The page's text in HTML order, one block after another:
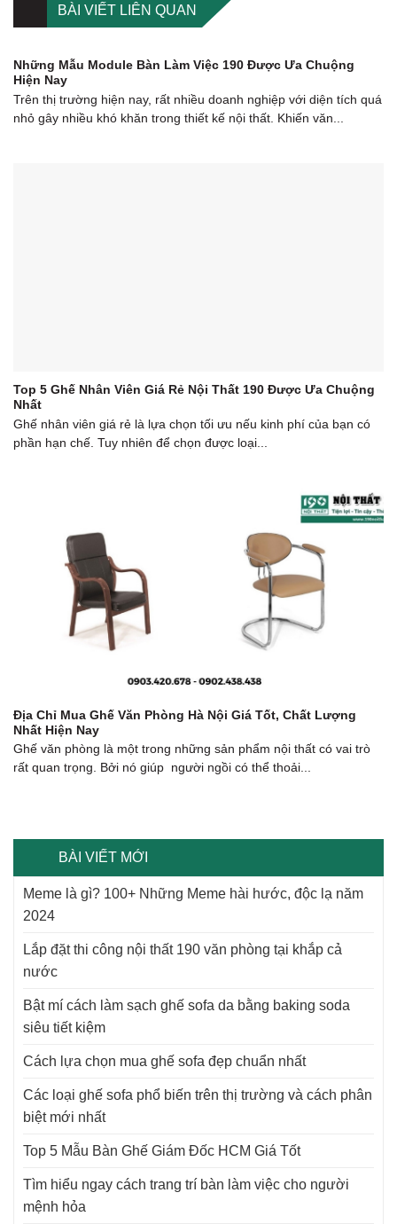
BÀI VIẾT LIÊN QUAN
Những Mẫu Module Bàn Làm Việc 190 Được Ưa Chuộng
Hiện Nay
Trên thị trường hiện nay, rất nhiều doanh nghiệp với diện tích quá
nhỏ gây nhiều khó khăn trong thiết kế nội thất. Khiến văn...
Top 5 Ghế Nhân Viên Giá Rẻ Nội Thất 190 Được Ưa Chuộng
Nhất
Ghế nhân viên giá rẻ là lựa chọn tối ưu nếu kinh phí của bạn có
phần hạn chế. Tuy nhiên để chọn được loại...
Địa Chỉ Mua Ghế Văn Phòng Hà Nội Giá Tốt, Chất Lượng
Nhất Hiện Nay
Ghế văn phòng là một trong những sản phẩm nội thất có vai trò
rất quan trọng. Bởi nó giúp người ngồi có thể thoải...
BÀI VIẾT MỚI
Meme là gì? 100+ Những Meme hài hước, độc lạ năm
2024
Lắp đặt thi công nội thất 190 văn phòng tại khắp cả
nước
Bật mí cách làm sạch ghế sofa da bằng baking soda
siêu tiết kiệm
Cách lựa chọn mua ghế sofa đẹp chuẩn nhất
Các loại ghế sofa phổ biến trên thị trường và cách phân
biệt mới nhất
Top 5 Mẫu Bàn Ghế Giám Đốc HCM Giá Tốt
Tìm hiểu ngay cách trang trí bàn làm việc cho người
mệnh hỏa